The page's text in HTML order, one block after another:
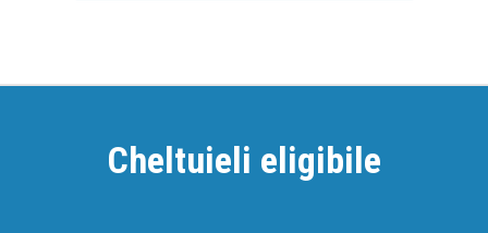
Cheltuieli eligibile